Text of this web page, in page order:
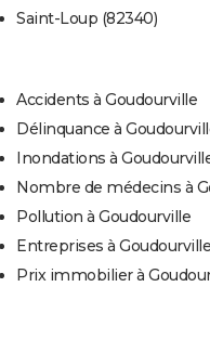
Saint-Loup (82340)
Accidents à Goudourville
Délinquance à
Inondations à
Nombre de médecins à
Pollution à Goudourville
Entreprises à Goudourville
Prix immobilier à